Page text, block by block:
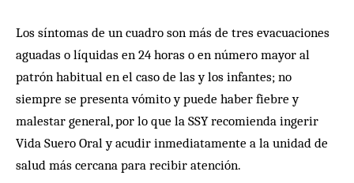
Los síntomas de un cuadro son más de tres evacuaciones
aguadas o líquidas en 24 horas o en número mayor al
patrón habitual en el caso de las y los infantes; no
siempre se presenta vómito y puede haber fiebre y
malestar general, por lo que la SSY recomienda ingerir
Vida Suero Oral y acudir inmediatamente a la unidad de
salud más cercana para recibir atención.